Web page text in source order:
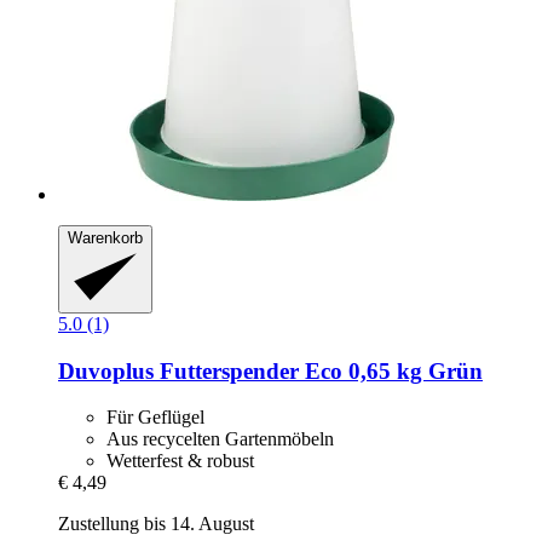
Warenkorb
5.0 (1)
Duvoplus Futterspender Eco 0,65 kg Grün
Für Geflügel
Aus recycelten Gartenmöbeln
Wetterfest & robust
€ 4,49
Zustellung bis 14. August